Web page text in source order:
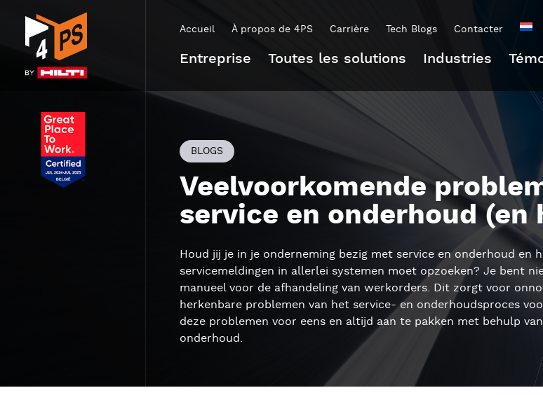
Accueil À propos de 4PS Carrière Tech Blogs Contacter
Entreprise Toutes les solutions Industries
BLOGS
Veelvoorkomende
service en onderhoud (en
Houd jij je in je onderneming bezig met service en onderhoud en
servicemeldingen in allerlei systemen moet opzoeken? Je bent
manueel voor de afhandeling van werkorders. Dit zorgt voor
herkenbare problemen van het service- en onderhoudsproces
deze problemen voor eens en altijd aan te pakken met behulp
onderhoud.